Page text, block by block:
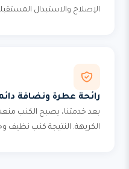
الإصلاح والاستبدال
رائحة عطرة ونضافة
بعد خدمتنا، يصبح الكنب
الكريهة. النتيجة كنب